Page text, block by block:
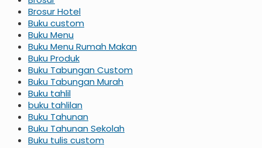
Brosur Hotel
Buku custom
Buku Menu
Buku Menu Rumah Makan
Buku Produk
Buku Tabungan Custom
Buku Tabungan Murah
Buku tahlil
buku tahlilan
Buku Tahunan
Buku Tahunan Sekolah
Buku tulis custom